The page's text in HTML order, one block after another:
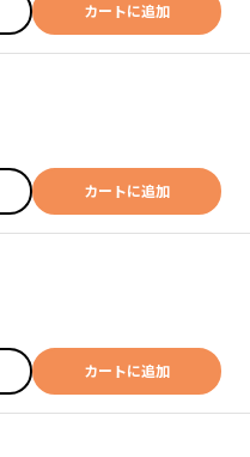
カートに追加
カートに追加
カートに追加